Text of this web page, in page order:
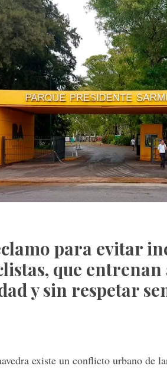
para evitar
que
y sin respetar
existe un conflicto urbano de